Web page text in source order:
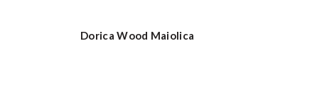
ACQUISTO VELOCE
Dorica Wood Maiolica